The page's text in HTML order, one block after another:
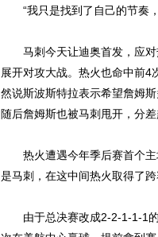
“我只是找到了自己的节奏，
马刺今天让迪奥首发，应对
展开对攻大战。热火也命中前4
然说斯波斯特拉表示希望詹姆
随后詹姆斯也被马刺甩开，分差
热火遭遇今年季后赛首个主
是马刺，在这中间热火取得了跨
由于总决赛改成2-2-1-1-1的